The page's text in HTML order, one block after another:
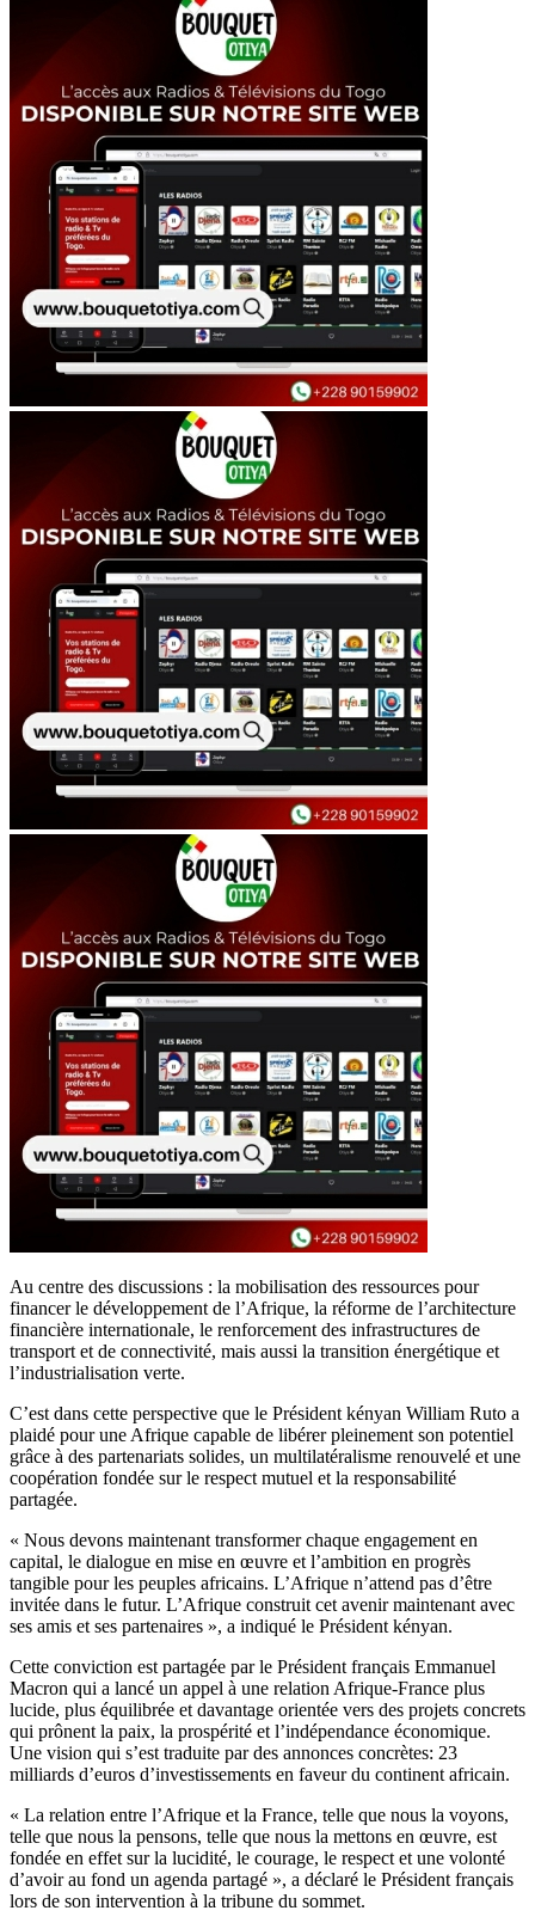
Au centre des discussions : la mobilisation des ressources pour
financer le développement de l’Afrique, la réforme de l’architecture
financière internationale, le renforcement des infrastructures de
transport et de connectivité, mais aussi la transition énergétique et
l’industrialisation verte.
C’est dans cette perspective que le Président kényan William Ruto a
plaidé pour une Afrique capable de libérer pleinement son potentiel
grâce à des partenariats solides, un multilatéralisme renouvelé et une
coopération fondée sur le respect mutuel et la responsabilité
partagée.
« Nous devons maintenant transformer chaque engagement en
capital, le dialogue en mise en œuvre et l’ambition en progrès
tangible pour les peuples africains. L’Afrique n’attend pas d’être
invitée dans le futur. L’Afrique construit cet avenir maintenant avec
ses amis et ses partenaires », a indiqué le Président kényan.
Cette conviction est partagée par le Président français Emmanuel
Macron qui a lancé un appel à une relation Afrique-France plus
lucide, plus équilibrée et davantage orientée vers des projets concrets
qui prônent la paix, la prospérité et l’indépendance économique.
Une vision qui s’est traduite par des annonces concrètes: 23
milliards d’euros d’investissements en faveur du continent africain.
« La relation entre l’Afrique et la France, telle que nous la voyons,
telle que nous la pensons, telle que nous la mettons en œuvre, est
fondée en effet sur la lucidité, le courage, le respect et une volonté
d’avoir au fond un agenda partagé », a déclaré le Président français
lors de son intervention à la tribune du sommet.